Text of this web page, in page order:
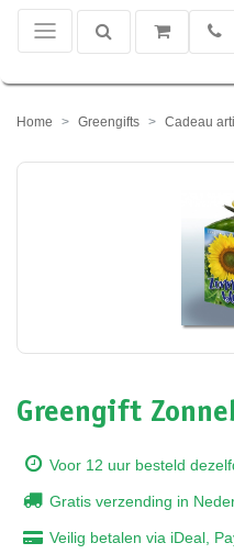
Home Greengifts Cadeau
Greengift
Voor 12 uur besteld
Gratis verzending in
Veilig betalen via iDeal,